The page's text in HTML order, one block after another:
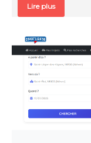
Lire plus